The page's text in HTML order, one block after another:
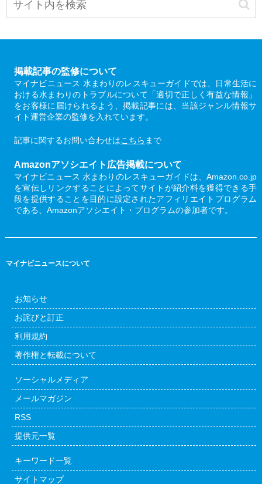
掲載記事の監修について
マイナビニュース 水まわりのレスキューガイドでは、日常生活に
おける水まわりのトラブルについて「適切で正しく有益な情報」
をお客様に届けられるよう、掲載記事には、当該ジャンル情報サ
イト運営企業の監修を入れています。
記事に関するお問い合わせはこちら まで
Amazonアソシエイト広告掲載について
マイナビニュース 水まわりのレスキューガイドは、Amazon.co.jp
を宣伝しリンクすることによってサイトが紹介料を獲得できる手
段を提供することを目的に設定されたアフィリエイトプログラム
である、Amazonアソシエイト・プログラムの参加者です。
マイナビニュースについて
お知らせ
お詫びと訂正
利用規約
著作権と転載について
ソーシャルメディア
メールマガジン
RSS
提供元一覧
キーワード一覧
サイトマップ